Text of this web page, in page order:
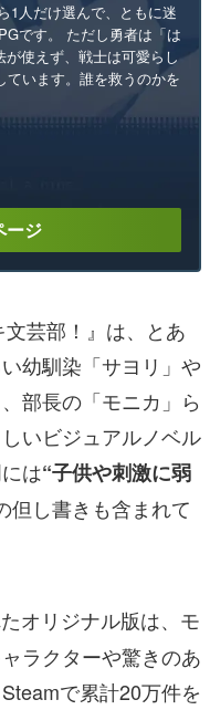
1人だけ選んで、ともに迷
です。 ただし勇者は「は
使えず、戦士は可愛らし
います。誰を救うのかを
ージ
芸部！』は、とあ
幼馴染「サヨリ」や
部長の「モニカ」ら
いビジュアルノベル
は“子供や刺激に弱
但し書きも含まれて
オリジナル版は、モ
ラクターや驚きのあ
で累計20万件を